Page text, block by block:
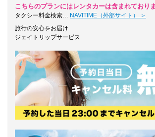
こちらのプランにはレンタカーは含まれており
タクシー料金検索… NAVITIME（外部サイト） ＞
旅行の安心をお届け
ジェイトリップサービス